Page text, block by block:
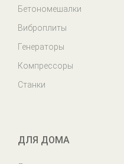
Бетономешалки
Виброплиты
Генераторы
Компрессоры
Станки
ДЛЯ ДОМА